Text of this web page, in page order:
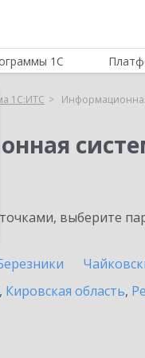
1С
1С:ИТС
выберите
, Кировская область,